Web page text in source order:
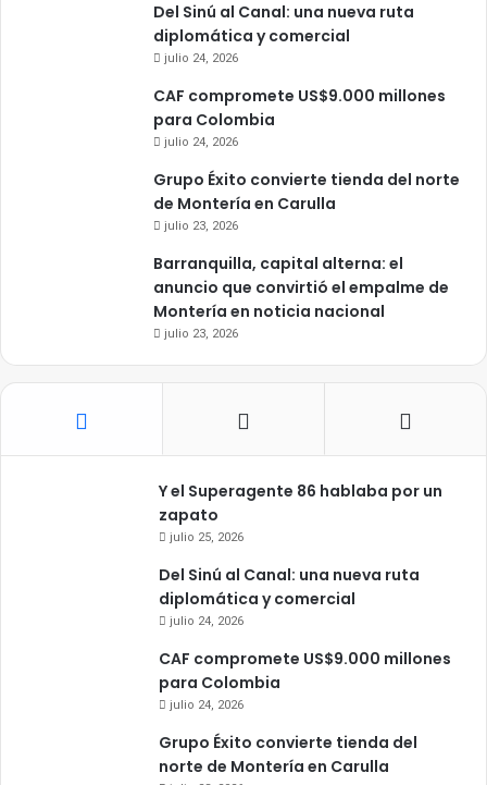
Del Sinú al Canal: una nueva ruta
diplomática y comercial
julio 24, 2026
CAF compromete US$9.000 millones
para Colombia
julio 24, 2026
Grupo Éxito convierte tienda del norte
de Montería en Carulla
julio 23, 2026
Barranquilla, capital alterna: el
anuncio que convirtió el empalme de
Montería en noticia nacional
julio 23, 2026
Y el Superagente 86 hablaba por un
zapato
julio 25, 2026
Del Sinú al Canal: una nueva ruta
diplomática y comercial
julio 24, 2026
CAF compromete US$9.000 millones
para Colombia
julio 24, 2026
Grupo Éxito convierte tienda del
norte de Montería en Carulla